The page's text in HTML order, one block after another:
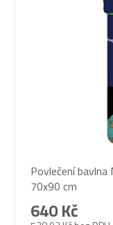
Povlečení
70x90 cm
640 Kč